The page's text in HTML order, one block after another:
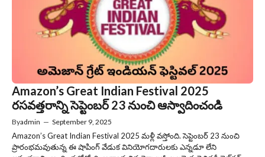
Amazon’s Great Indian Festival 2025
రసవత్తరాన్ని సెప్టెంబర్ 23 నుంచి ఆస్వాదించండి
Byadmin — September 9, 2025
Amazon’s Great Indian Festival 2025 మళ్లీ వస్తోంది. సెప్టెంబర్ 23 నుంచి
ప్రారంభమవుతున్న ఈ షాపింగ్ వేడుక వినియోగదారులకు ఎన్నడూ లేని